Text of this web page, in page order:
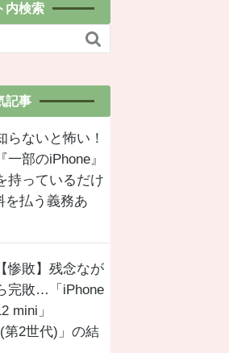
内検索

記事
らないと怖い！
『一部のiPhone』
持っているだけ
を払う義務あ
【惨敗】残念なが
完敗…「iPhone
mini」
第2世代)」の結